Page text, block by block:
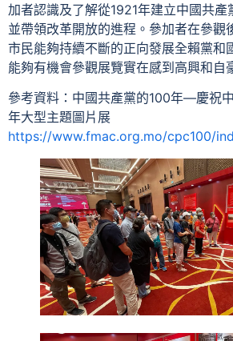
加者認識及了解從1921年建立中國共產
並帶領改革開放的進程。參加者在參觀
市民能夠持續不斷的正向發展全賴黨和
能夠有機會參觀展覽實在感到高興和自
參考資料：中國共產黨的100年—慶祝
年大型主題圖片展
https://www.fmac.org.mo/cpc100/